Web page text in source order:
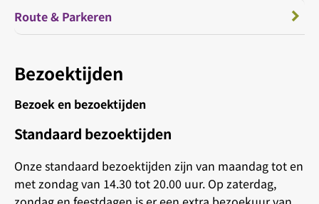
Route & Parkeren
Bezoektijden
Bezoek en bezoektijden
Standaard bezoektijden
Onze standaard bezoektijden zijn van maandag tot en
met zondag van 14.30 tot 20.00 uur. Op zaterdag,